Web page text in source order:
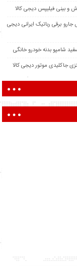
و بینی فیلیپس دیجی کالا
برقی رباتیک ایرانی دیجی
شامپو بدنه خودرو خانگی
جاکلیدی موتور دیجی کالا